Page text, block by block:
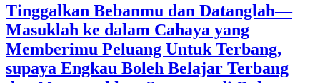
Tinggalkan Bebanmu dan Datanglah—
Masuklah ke dalam Cahaya yang
Memberimu Peluang Untuk Terbang,
supaya Engkau Boleh Belajar Terbang